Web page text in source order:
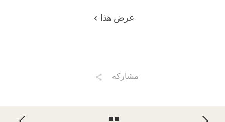
عرض هذا
مشاركة